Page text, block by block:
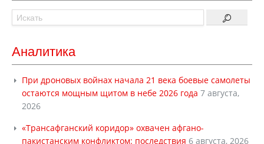
Аналитика
При дроновых войнах начала 21 века боевые самолеты
остаются мощным щитом в небе 2026 года 7 августа,
2026
«Трансафганский коридор» охвачен афгано-
пакистанским конфликтом: последствия 6 августа, 2026